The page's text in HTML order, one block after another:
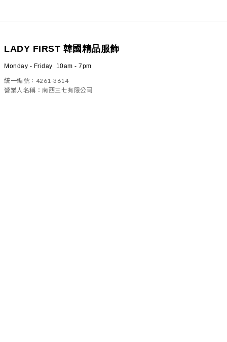
LADY FIRST 韓國精品服飾
Monday - Friday 10am - 7pm
統一編號：4261-3614
營業人名稱：南西三七有限公司